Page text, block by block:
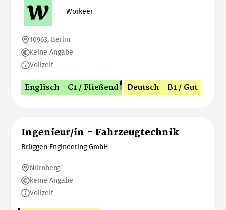
Workeer
10963, Berlin
keine Angabe
Vollzeit
Englisch - C1 / Fließend Deutsch - B1 / Gut
Ingenieur/in - Fahrzeugtechnik
Brüggen Engineering GmbH
Nürnberg
keine Angabe
Vollzeit